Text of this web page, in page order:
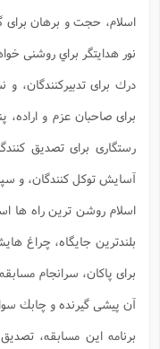
اسلام، حجت و برهان براى
نور هدايتگر براي روشنى
درك براى تدبيركنندگان،
براى صاحبان عزم و اراده،
رستگارى براى تصديق
آسايش توكل كنندگان، و
اسلام روشن ترين راه ها
بلندترين جايگاه، چراغ
براى پاكان، سرانجام
آن پيشى گيرنده و چابك
برنامه اين مسابقه،